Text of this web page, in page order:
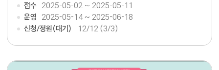
접수 2025-05-02 ~ 2025-05-11
운영 2025-05-14 ~ 2025-06-18
신청/정원(대기)
12/12 (3/3)